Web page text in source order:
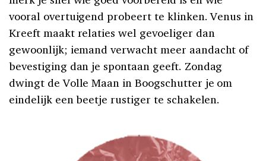
vooral overtuigend probeert te klinken. Venus in
Kreeft maakt relaties wel gevoeliger dan
gewoonlijk; iemand verwacht meer aandacht of
bevestiging dan je spontaan geeft. Zondag
dwingt de Volle Maan in Boogschutter je om
eindelijk een beetje rustiger te schakelen.